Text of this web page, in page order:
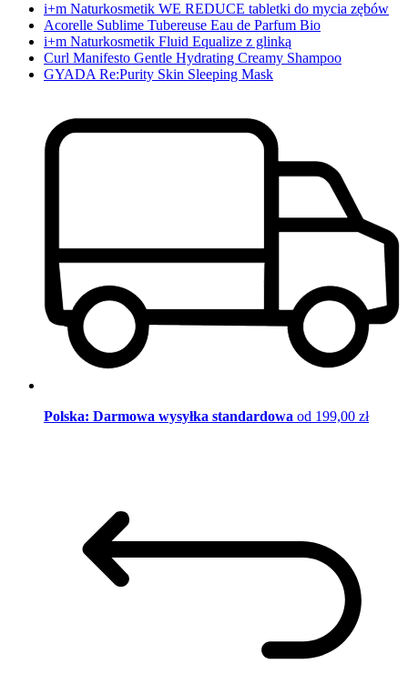
i+m Naturkosmetik WE REDUCE tabletki do mycia zębów
Acorelle Sublime Tubereuse Eau de Parfum Bio
i+m Naturkosmetik Fluid Equalize z glinką
Curl Manifesto Gentle Hydrating Creamy Shampoo
GYADA Re:Purity Skin Sleeping Mask
Polska: Darmowa wysyłka standardowa od 199,00 zł